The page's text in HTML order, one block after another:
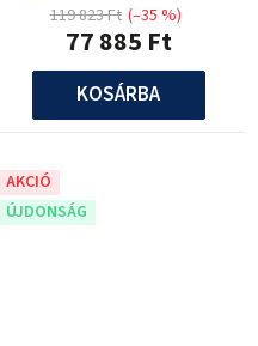
77 885 Ft
119 823 Ft (–35 %)
KOSÁRBA
AKCIÓ
ÚJDONSÁG